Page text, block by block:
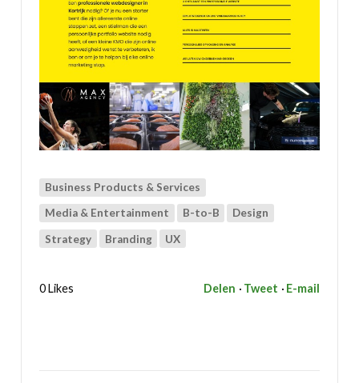
Business Products & Services
Media & Entertainment B-to-B Design
Strategy Branding UX
0 Likes Delen Tweet E-mail